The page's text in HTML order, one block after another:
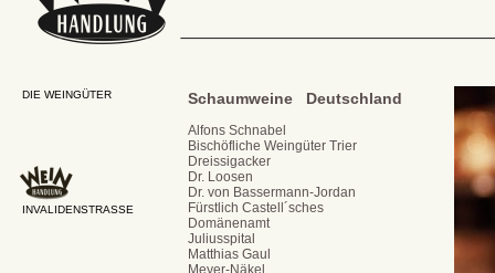
Schaumweine Deutschland
Alfons Schnabel
Bischöfliche Weingüter Trier
Dreissigacker
Dr. Loosen
Dr. von Bassermann-Jordan
Fürstlich Castell´sches
Domänenamt
Juliusspital
Matthias Gaul
Meyer-Näkel
DIE WEINGÜTER
INVALIDENSTRASSE